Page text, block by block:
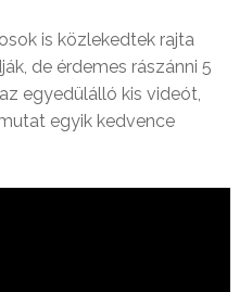
is közlekedtek rajta
de érdemes rászánni 5
egyedülálló kis videót,
egyik kedvence